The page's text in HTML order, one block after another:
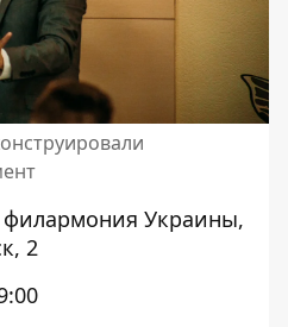
Украины,
2